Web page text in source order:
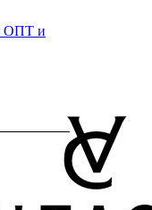
ОПТ и